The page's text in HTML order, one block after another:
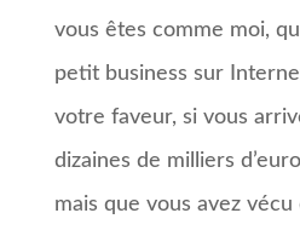
vous êtes comme moi,
petit business sur
votre faveur, si vous
dizaines de milliers
mais que vous avez vécu